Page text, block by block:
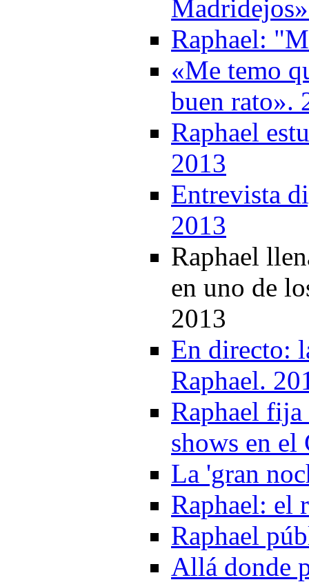
Raphael:
«Me temo
buen rato».
Raphael
2013
Entrevista
2013
Raphael
en uno de
2013
En directo:
Raphael.
Raphael
shows en el
La 'gran
Raphael: el
Raphael
Allá donde